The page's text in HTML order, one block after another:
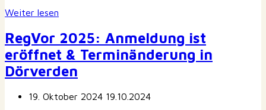
Weiter lesen
RegVor 2025: Anmeldung ist
eröffnet & Terminänderung in
Dörverden
19. Oktober 2024 19.10.2024